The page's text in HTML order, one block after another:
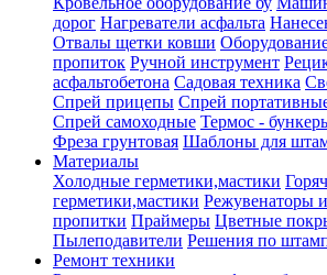
дорог Нагреватели асфальта
Отвалы щетки ковши
пропиток Ручной инструмент
асфальтобетона Садовая техника
Спрей прицепы Спрей
Спрей самоходные Термос -
Фреза грунтовая Шаблоны для
Материалы
Холодные герметики,мастики
герметики,мастики Режувенаторы
пропитки Праймеры Цветные
Пылеподавители Решения по
Ремонт техники